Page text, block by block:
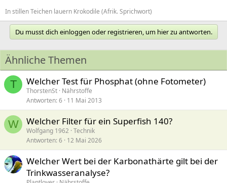
In stillen Teichen lauern Krokodile (Afrik. Sprichwort)
Du musst dich einloggen oder registrieren, um hier zu antworten.
Ähnliche Themen
T Welcher Test für Phosphat (ohne Fotometer)
ThorstenSt Nährstoffe
Antworten 6 11 Mai 2013
W Welcher Filter für ein Superfish 140?
Wolfgang 1962 Technik
Antworten 6 12 Mai 2026
Welcher Wert bei der Karbonathärte gilt bei der
Trinkwasseranalyse?